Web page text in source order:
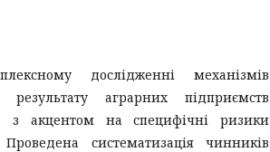
дослідженні механізмів
результату аграрних підприємств
з акцентом на специфічні ризики
систематизація чинників